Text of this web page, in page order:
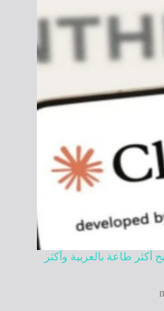
أكثر طاعة بالعربية وأكثر